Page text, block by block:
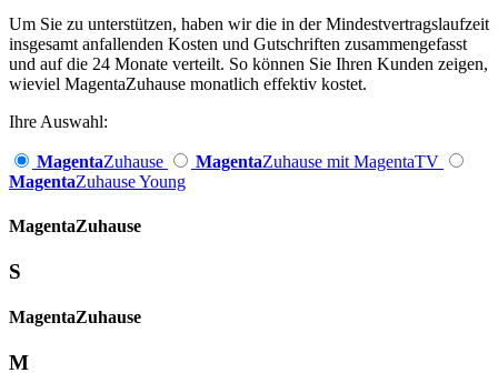
Um Sie zu unterstützen, haben wir die in der Mindestvertragslaufzeit
insgesamt anfallenden Kosten und Gutschriften zusammengefasst
und auf die 24 Monate verteilt. So können Sie Ihren Kunden zeigen,
wieviel MagentaZuhause monatlich effektiv kostet.
Ihre Auswahl:
MagentaZuhause MagentaZuhause mit MagentaTV
MagentaZuhause Young
Magenta­Zuhause
S
Magenta­Zuhause
M